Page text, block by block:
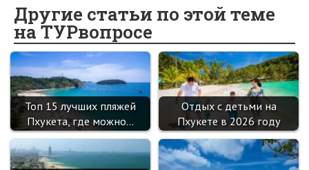
o
o
k
o
kl
as
sn
ik
i
er dI
n
es
t
a
m
Другие статьи по этой теме
на ТУРвопросе
Топ 15 лучших пляжей
Пхукета, где можно…
Отдых с детьми на
Пхукете в 2026 году